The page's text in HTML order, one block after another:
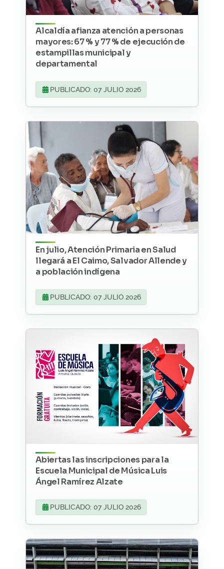
Alcaldía afianza atención a personas
mayores: 67 % y 77 % de ejecución de
estampillas municipal y
departamental
PUBLICADO: 07 JULIO 2026
En julio, Atención Primaria en Salud
llegará a El Caimo, Salvador Allende y
a población indígena
PUBLICADO: 07 JULIO 2026
Abiertas las inscripciones para la
Escuela Municipal de Música Luis
Ángel Ramírez Alzate
PUBLICADO: 07 JULIO 2026